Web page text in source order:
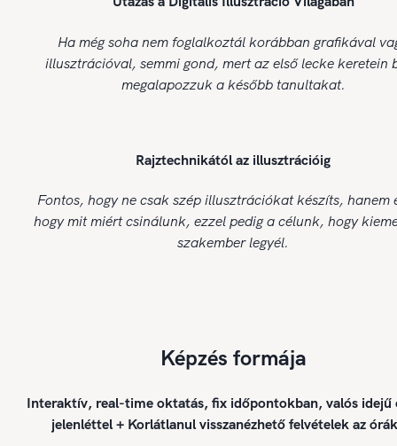
Ha még soha nem foglalkoztál korábban grafikával
illusztrációval, semmi gond, mert az első lecke keretein
megalapozzuk a később tanultakat.
Rajztechnikától az illusztrációig
Fontos, hogy ne csak szép illusztrációkat készíts, hanem
hogy mit miért csinálunk, ezzel pedig a célunk, hogy
szakember legyél.
Képzés formája
Interaktív, real-time oktatás, fix időpontokban, valós
jelenléttel + Korlátlanul visszanézhető felvételek az